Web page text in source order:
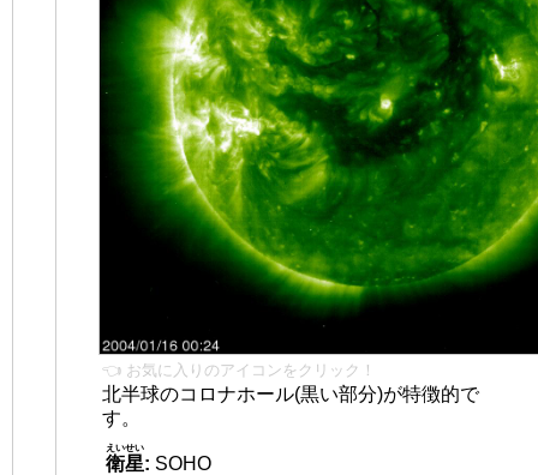
👈 お気に入りのアイコンをクリック！
北半球のコロナホール(黒い部分)が特徴的で
す。
衛星
えいせい
: SOHO